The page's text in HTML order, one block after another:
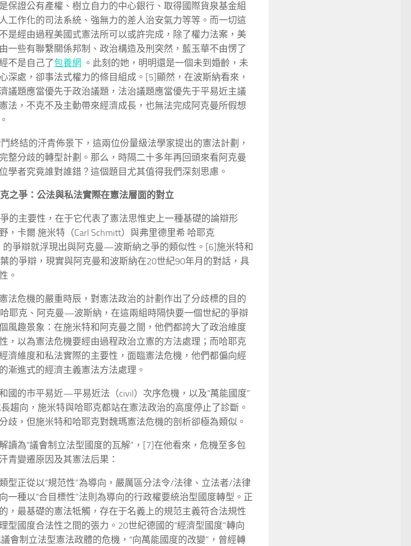
保證公有產權、樹立自力的中心銀行、取得國際貨泉基金組
工作化的司法系統、強無力的差人治安氣力等等。而一切這
是經由過程美國式憲法所可以或許完成，除了權力法案，美
一些有聯繫關係邦制、政治構造及刑突然，藍玉華不由愣了
不是自己了​包養網 ​。此刻的她，明明還是一個未到婚齡，未
深處，卻事法式權力的條目組成。[5]顯然，在波斯納看來，
議題應當優先于政治議題，法治議題應當優先于平易近主議
法，不克不及主動帶來經濟成長，也無法完成阿克曼所假想
終結的汗青佈景下，這兩位份量級法學家提出的憲法計劃，
整分歧的轉型計劃。那么，時隔二十多年再回頭來看阿克曼
學者究竟誰對誰錯？這個題目尤其值得我們深刻思慮。
之爭：公法與私法實際在憲法層面的對立
的主要性，在于它代表了憲法思惟史上一種基礎的論辯形
，卡爾·施米特（Carl Schmitt）與弗里德里希·哈耶克
的爭辯就浮現出與阿克曼—波斯納之爭的類似性。[6]施米特和
的爭辯，現實與阿克曼和波斯納在20世紀90年月的對話，具
。
法危機的嚴重時辰，對憲法政治的計劃作出了分歧標的目的
耶克、阿克曼—波斯納，在這兩組時隔快要一個世紀的爭辯
風趣景象：在施米特和阿克曼之間，他們都誇大了政治維度
，以為憲法危機要經由過程政治立憲的方法處理；而哈耶克
濟維度和私法實際的主要性，面臨憲法危機，他們都偏向經
漸進式的經濟主義憲法方法處理。
國的市平易近—平易近法（civil）次序危機，以及“萬能國度”
長趨向，施米特與哈耶克都站在憲法政治的高度停止了診斷。
歧，但施米特和哈耶克對魏瑪憲法危機的剖析卻極為類似。
讀為“議會制立法型國度的瓦解”，[7]在他看來，危機至多包
青變遷原因及其憲法后果：
型正從以“規范性”為導向，嚴厲區分法令/法律、立法者/法律
一種以“合目標性”法則為導向的行政權要統治型國度轉型。正
，最基礎的憲法牴觸，存在于名義上的規范主義符合法規性
型國度合法性之間的張力。20世紀德國的“經濟型國度”轉向
會制立法型憲法政體的危機，“向萬能國度的改變”，曾經轉